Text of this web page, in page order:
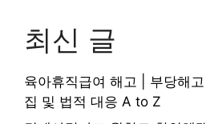
최신 글
육아휴직급여 해고 | 부당해
집 및 법적 대응 A to Z